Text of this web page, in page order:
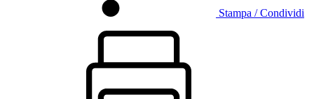
Stampa / Condividi